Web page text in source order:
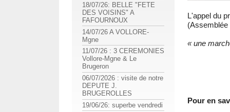
L'appel du
(Assemblée
« une
Pour en
18/07/26: BELLE "FETE
DES VOISINS" A
FAFOURNOUX
14/07/26 A VOLLORE-
Mgne
11/07/26 : 3 CEREMONIES
Vollore-Mgne & Le
Brugeron
06/07/2026 : visite de notre
DEPUTE J.
BRUGEROLLES
19/06/26: superbe vendredi